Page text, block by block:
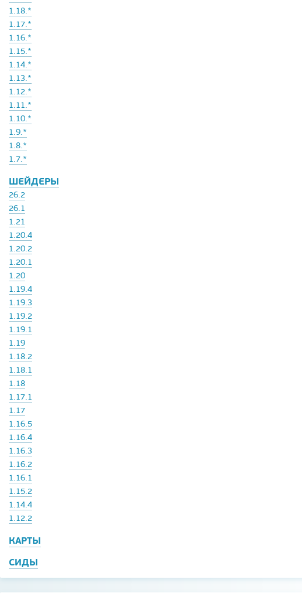
1.18.*
1.17.*
1.16.*
1.15.*
1.14.*
1.13.*
1.12.*
1.11.*
1.10.*
1.9.*
1.8.*
1.7.*
ШЕЙДЕРЫ
26.2
26.1
1.21
1.20.4
1.20.2
1.20.1
1.20
1.19.4
1.19.3
1.19.2
1.19.1
1.19
1.18.2
1.18.1
1.18
1.17.1
1.17
1.16.5
1.16.4
1.16.3
1.16.2
1.16.1
1.15.2
1.14.4
1.12.2
КАРТЫ
СИДЫ